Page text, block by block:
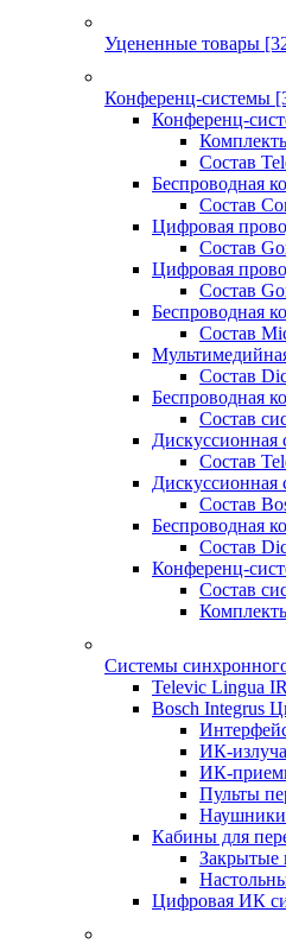
Уцененные товары
Конференц-системы
Конференц-
Состав
Беспроводная
Состав
Цифровая
Состав
Цифровая
Состав
Беспроводная
Состав
Состав
Беспроводная
Состав
Дискуссионная
Состав
Дискуссионная
Состав
Беспроводная
Состав
Конференц-
Состав
Системы
Televic Lingua
Bosch Integrus
ИК-
ИК-
Пульты
Наушники
Кабины для
Закрытые
Цифровая ИК